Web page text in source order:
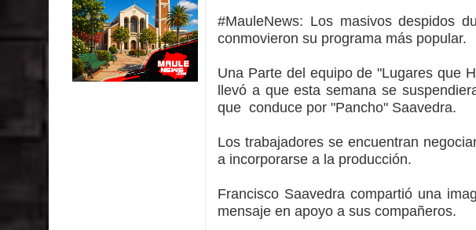
INDAP entregó $189 millones en incentivos a usuarios de PRODESAL de la
Municipalidad de Curicó apuesta a la innovación en tecnología educativa con
#MauleNews: Los masivos despidos
conmovieron su programa más popular.
Una Parte del equipo de "Lugares que
llevó a que esta semana se
que conduce por "Pancho" Saavedra.
Los trabajadores se encuentran
a incorporarse a la producción.
Francisco Saavedra compartió una
mensaje en apoyo a sus compañeros.